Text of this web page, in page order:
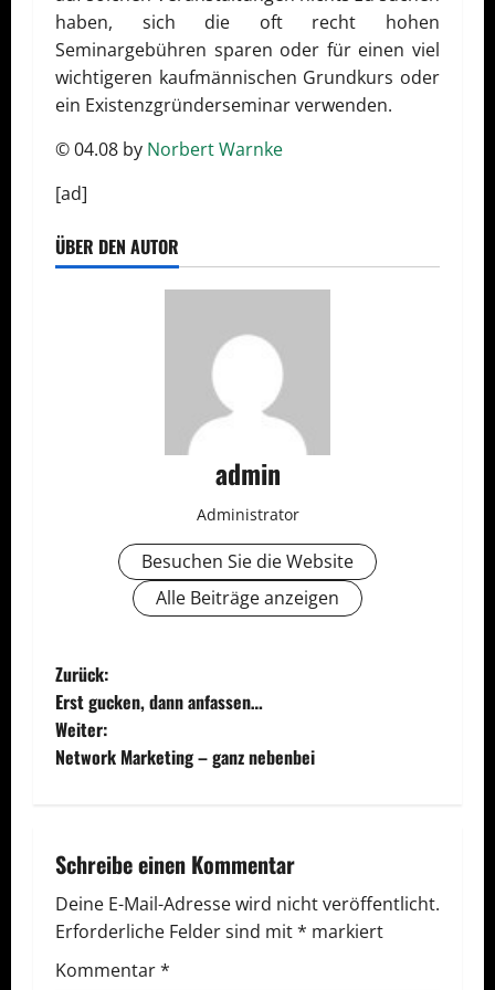
haben, sich die oft recht hohen
Seminargebühren sparen oder für einen viel
wichtigeren kaufmännischen Grundkurs oder
ein Existenzgründerseminar verwenden.
© 04.08 by Norbert Warnke
[ad]
ÜBER DEN AUTOR
admin
Administrator
Besuchen Sie die Website
Alle Beiträge anzeigen
B
e
i
r
a
g
Zurück:
Erst gucken, dann anfassen…
Weiter:
Network Marketing – ganz nebenbei
Schreibe einen Kommentar
Deine E-Mail-Adresse wird nicht veröffentlicht.
Erforderliche Felder sind mit* markiert
Kommentar*